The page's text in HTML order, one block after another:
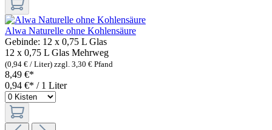
Alwa Naturelle ohne Kohlensäure
Gebinde: 12 x 0,75 L Glas
12 x 0,75 L Glas Mehrweg
(0,94 € / Liter) zzgl. 3,30 € Pfand
8,49 €*
0,94 €* / 1 Liter